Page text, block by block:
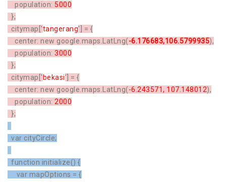
population: 5000
};
citymap['tangerang'] = {
center: new google.maps.LatLng(-6.176683,106.5799935),
population: 3000
};
citymap[' bekasi'] = {
center: new google.maps.LatLng(-6.243571, 107.148012),
population: 2000
};
var cityCircle;
function initialize() {
var mapOptions = {